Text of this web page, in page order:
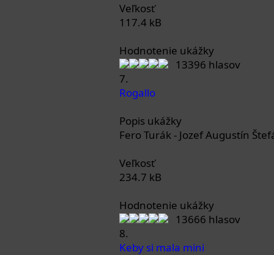
Veľkosť
117.4 kB
Hodnotenie ukážky
13396 hlasov
7.
Rogallo
Popis ukážky
Fero Turák - Jozef Augustín
Veľkosť
234.7 kB
Hodnotenie ukážky
13666 hlasov
8.
Keby si mala mini